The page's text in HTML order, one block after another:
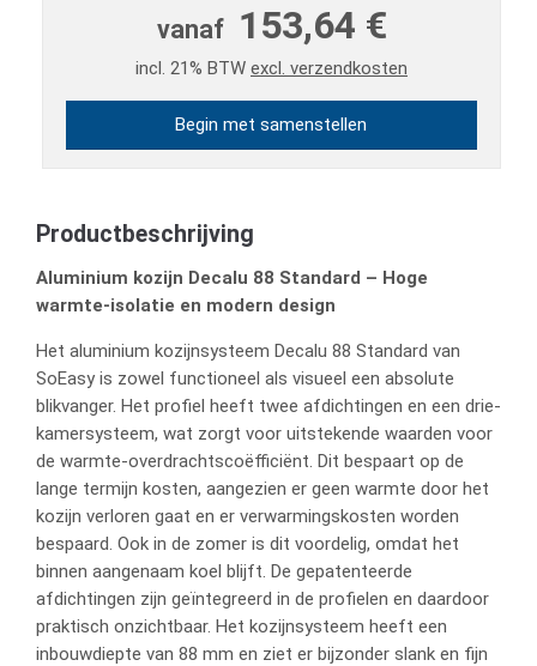
vanaf 153,64 €
incl. 21% BTW excl. verzendkosten
Begin met samenstellen
Productbeschrijving
Aluminium kozijn Decalu 88 Standard – Hoge
warmte-isolatie en modern design
Het aluminium kozijnsysteem Decalu 88 Standard van
SoEasy is zowel functioneel als visueel een absolute
blikvanger. Het profiel heeft twee afdichtingen en een drie-
kamersysteem, wat zorgt voor uitstekende waarden voor
de warmte-overdrachtscoëfficiënt. Dit bespaart op de
lange termijn kosten, aangezien er geen warmte door het
kozijn verloren gaat en er verwarmingskosten worden
bespaard. Ook in de zomer is dit voordelig, omdat het
binnen aangenaam koel blijft. De gepatenteerde
afdichtingen zijn geïntegreerd in de profielen en daardoor
praktisch onzichtbaar. Het kozijnsysteem heeft een
inbouwdiepte van 88 mm en ziet er bijzonder slank en fijn